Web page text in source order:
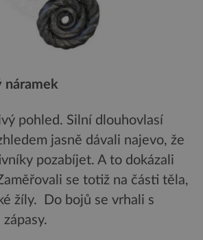
náramek
pohled. Silní dlouhovlasí
jasně dávali najevo, že
pozabíjet. A to dokázali
se totiž na části těla,
žíly. Do bojů se vrhali s